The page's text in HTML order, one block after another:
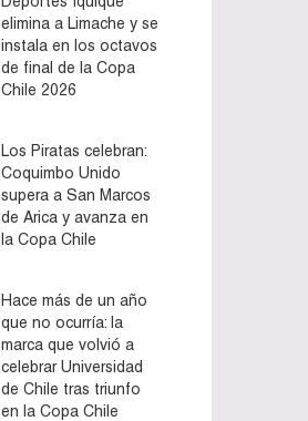
elimina a Limache y se
instala en los octavos
de final de la Copa
Chile 2026
Los Piratas celebran:
Coquimbo Unido
supera a San Marcos
de Arica y avanza en
la Copa Chile
Hace más de un año
que no ocurría: la
marca que volvió a
celebrar Universidad
de Chile tras triunfo
en la Copa Chile